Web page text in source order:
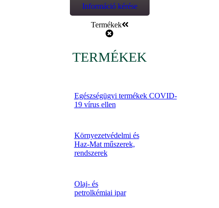
Információ kérése
Termékek
TERMÉKEK
Egészségügyi termékek COVID-
19 vírus ellen
Környezetvédelmi és
Haz-Mat műszerek,
rendszerek
Olaj- és
petrolkémiai ipar